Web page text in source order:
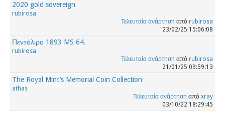
2020 gold sovereign
rubirosa
Τελευταία ανάρτηση από rubirosa
23/02/25 15:06:08
Πεντόλιρο 1893 MS 64.
rubirosa
Τελευταία ανάρτηση από rubirosa
21/01/25 09:59:13
The Royal Mint’s Memorial Coin Collection
athas
Τελευταία ανάρτηση από xray
03/10/22 18:29:45